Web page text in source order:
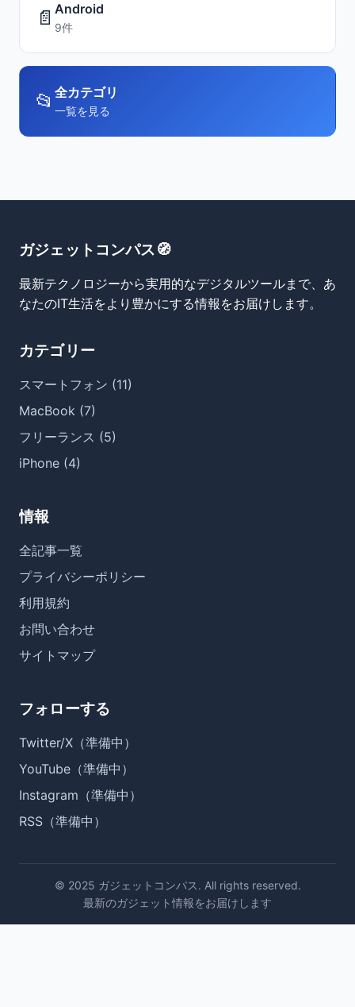
📄 Android
9件
📂 全カテゴリ
一覧を見る
ガジェットコンパス🧭
最新テクノロジーから実用的なデジタルツールまで、あ
なたのIT生活をより豊かにする情報をお届けします。
カテゴリー
スマートフォン (11)
MacBook (7)
フリーランス (5)
iPhone (4)
情報
全記事一覧
プライバシーポリシー
利用規約
お問い合わせ
サイトマップ
フォローする
Twitter/X（準備中）
YouTube（準備中）
Instagram（準備中）
RSS（準備中）
© 2025 ガジェットコンパス. All rights reserved.
最新のガジェット情報をお届けします